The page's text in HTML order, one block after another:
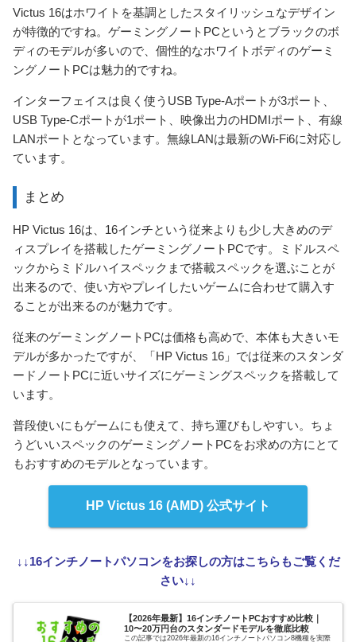
Victus 16はホワイトを基調としたスタイリッシュなデザイン
が特徴的ですね。ゲーミングノートPCというとブラックのボ
ディのモデルが多いので、個性的なホワイトボディのゲーミ
ングノートPCは魅力的ですね。
インターフェイスは良く使うUSB Type-Aポートが3ポート、
USB Type-Cポートが1ポート、映像出力のHDMIポート、有線
LANポートとなっています。無線LANは最新のWi-Fi6に対応し
ています。
まとめ
HP Victus 16は、16インチという従来よりも少し大きめのデ
ィスプレイを搭載したゲーミングノートPCです。ミドルスペ
ックからミドルハイスペックまで搭載スペックを選ぶことが
出来るので、使い方やプレイしたいゲームに合わせて購入す
ることが出来るのが魅力です。
従来のゲーミングノートPCは価格も高めで、本体も大きいモ
デルが多かったですが、「HP Victus 16」では従来のスタンダ
ードノートPCに近いサイズにゲーミングスペックを搭載して
います。
普段使いにもゲームにも使えて、持ち運びもしやすい。ちょ
うどいいスペックのゲーミングノートPCをお求めの方にとて
もおすすめのモデルとなっています。
HP Victus 16 (AMD) 公式サイト
↓↓16インチノートパソコンをお探しの方はこちらもご覧くだ
さい↓↓
【2026年最新】16インチノートPCおすすめ比較｜
10〜20万円台のスタンダードモデルを徹底比較
この記事では2026年最新の16インチノートパソコン8機種を実際